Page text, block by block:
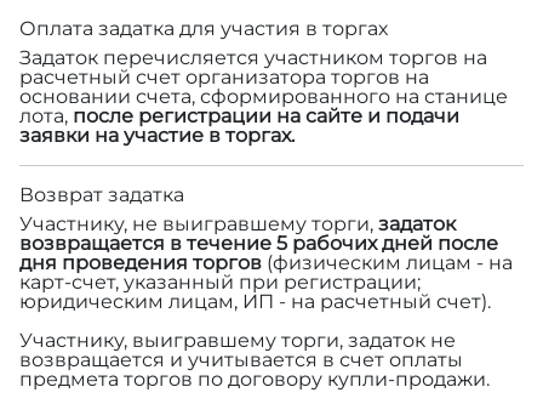
Оплата задатка для участия в торгах
Задаток перечисляется участником торгов на
расчетный счет организатора торгов на
основании счета, сформированного на станице
лота, после регистрации на сайте и подачи
заявки на участие в торгах.
Возврат задатка
Участнику, не выигравшему торги, задаток
возвращается в течение 5 рабочих дней после
дня проведения торгов (физическим лицам - на
карт-счет, указанный при регистрации;
юридическим лицам, ИП - на расчетный счет).
Участнику, выигравшему торги, задаток не
возвращается и учитывается в счет оплаты
предмета торгов по договору купли-продажи.